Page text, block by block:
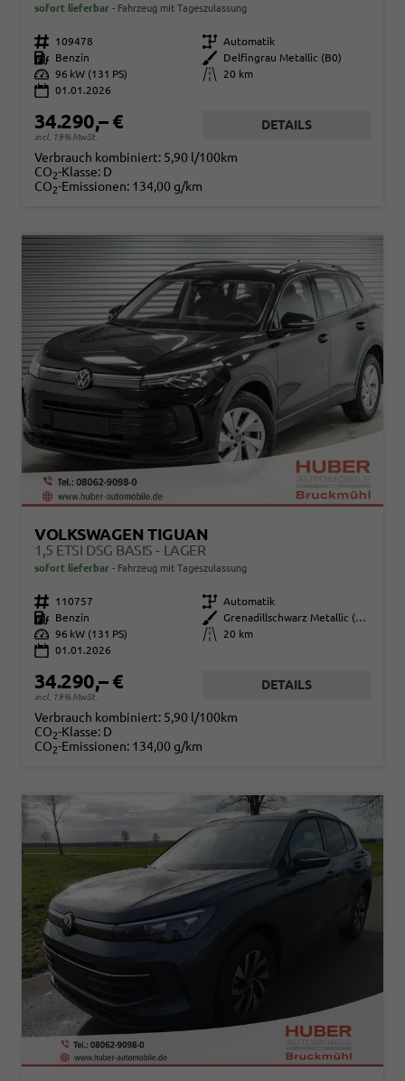
sofort lieferbar Fahrzeug mit Tageszulassung
Fahrzeugnr. 109478 Getriebe Automatik
Kraftstoff
Benzin Außenfarbe
Delfingrau Metallic (B0)
Leistung 96 kW (131 PS) Kilometerstand
20 km
01.01.2026
34.290,– €
incl. 19% MwSt.
DETAILS
Verbrauch kombiniert: 5,90 l/100km
CO2-Klasse: D
CO2-Emissionen: 134,00 g/km
VOLKSWAGEN TIGUAN
1,5 ETSI DSG BASIS - LAGER
sofort lieferbar Fahrzeug mit Tageszulassung
Fahrzeugnr. 110757 Getriebe Automatik
Kraftstoff
Benzin Außenfarbe
Grenadillschwarz Metallic (0E)
Leistung 96 kW (131 PS) Kilometerstand
20 km
01.01.2026
34.290,– €
incl. 19% MwSt.
DETAILS
Verbrauch kombiniert: 5,90 l/100km
CO2-Klasse: D
CO2-Emissionen: 134,00 g/km